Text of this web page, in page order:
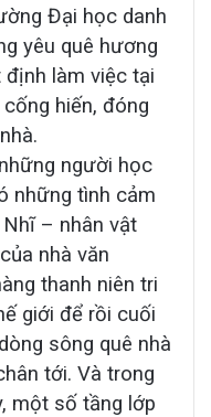
Đại học danh
yêu quê hương
làm việc tại
hiến, đóng
người học
những tình cảm
– nhân vật
nhà văn
thanh niên tri
giới để rồi cuối
sông quê nhà
tới. Và trong
một số tầng lớp